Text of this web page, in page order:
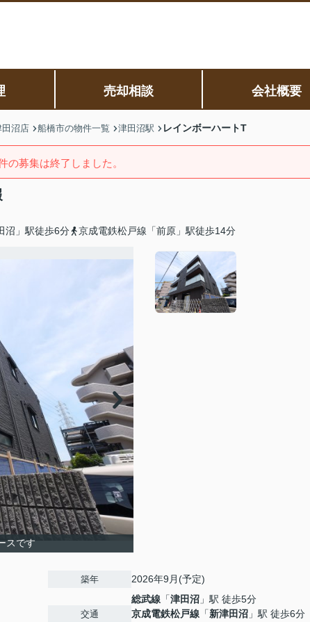
売却相談 会社概要
田沼店 船橋市の物件一覧 津田沼駅 レインボーハートT
の募集は終了しました。
沼」駅徒歩6分 京成電鉄松戸線「前原」駅徒歩14分
スです
築年 2026年9月(予定)
交通
総武線 「津田沼 」駅 徒歩5分
京成電鉄松戸線 「新津田沼 」駅 徒歩6分